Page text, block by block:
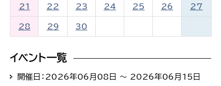
21 22 23 24 25 26 27
28 29 30
イベント一覧
開催日：2026年06月08日 ～ 2026年06月15日